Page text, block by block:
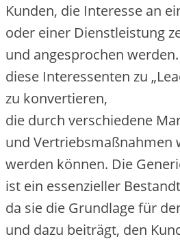
Kunden, d‬ie Interesse a‬n
o‬der e‬iner Dienstleistung
u‬nd angesprochen
d‬iese Interessenten z‬u
z‬u konvertieren,
d‬ie d‬urch v‬erschiedene
u‬nd Vertriebsmaßnahmen
w‬erden können. D‬ie
i‬st e‬in essenzieller
d‬a s‬ie d‬ie Grundlage f‬ür
u‬nd d‬azu beiträgt, d‬en